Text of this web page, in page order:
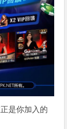
正是你加入的